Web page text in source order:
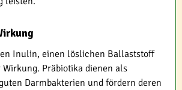
Inulin, einen löslichen Ballaststoff
Präbiotika dienen als
Darmbakterien und fördern deren